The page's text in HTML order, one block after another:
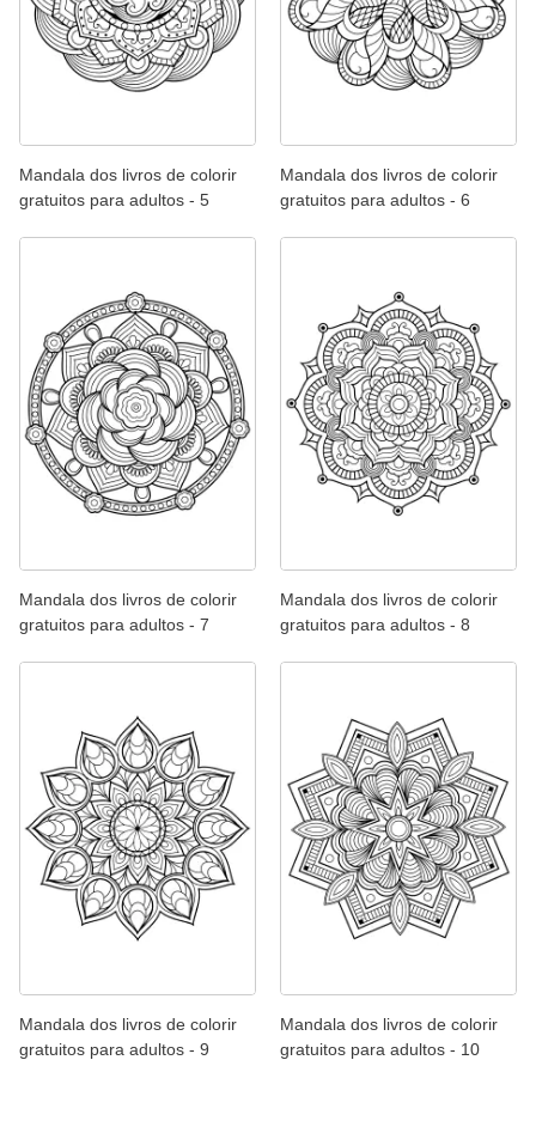
Mandala dos livros de colorir
gratuitos para adultos - 5
Mandala dos livros de colorir
gratuitos para adultos - 6
Mandala dos livros de colorir
gratuitos para adultos - 7
Mandala dos livros de colorir
gratuitos para adultos - 8
Mandala dos livros de colorir
gratuitos para adultos - 9
Mandala dos livros de colorir
gratuitos para adultos - 10